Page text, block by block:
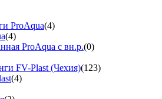
ProAqua(4)
(4)
ProAqua с вн.р.(0)
FV-Plast (Чехия)(123)
(4)